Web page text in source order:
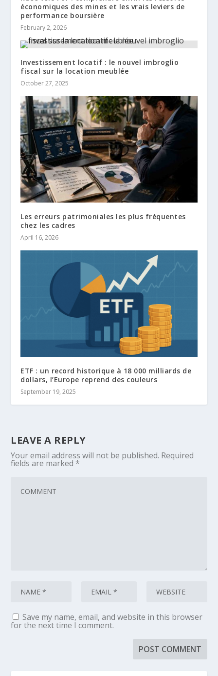
économiques des mines et les vrais leviers de
performance boursière
February 2, 2026
Investissement locatif : le nouvel imbroglio
fiscal sur la location meublée
October 27, 2025
Les erreurs patrimoniales les plus fréquentes
chez les cadres
April 16, 2026
ETF : un record historique à 18 000 milliards de
dollars, l’Europe reprend des couleurs
September 19, 2025
LEAVE A REPLY
Your email address will not be published. Required
fields are marked *
Save my name, email, and website in this browser
for the next time I comment.